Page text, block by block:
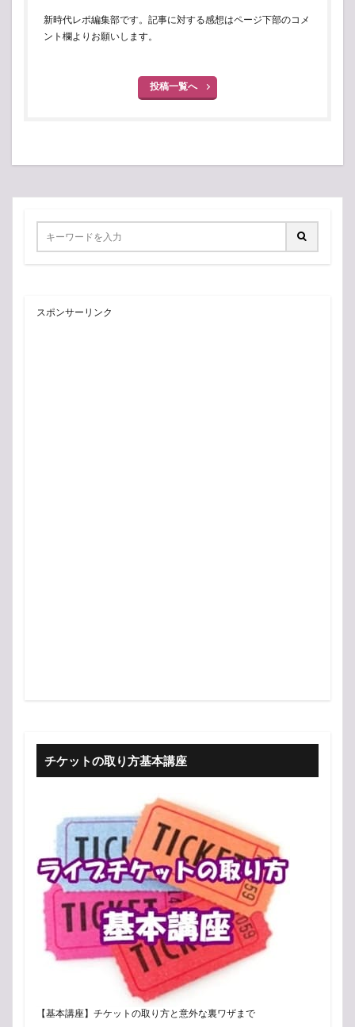
新時代レポ編集部です。記事に対する感想はページ下部のコメ
ント欄よりお願いします。
投稿一覧へ
スポンサーリンク
チケットの取り方基本講座
【基本講座】チケットの取り方と意外な裏ワザまで